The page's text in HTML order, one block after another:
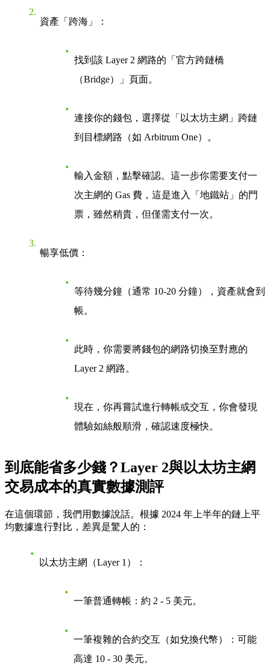
資產「跨海」 ：
找到該 Layer 2 網路的「官方跨鏈橋
（Bridge）」頁面。
連接你的錢包，選擇從「以太坊主網」跨鏈
到目標網路（如 Arbitrum One）。
輸入金額，點擊確認。這一步你需要支付一
次主網的 Gas 費，這是進入「地鐵站」的門
票，雖然稍貴，但僅需支付一次。
暢享低價 ：
等待幾分鐘（通常 10-20 分鐘），資產就會到
帳。
此時，你需要將錢包的網路切換至對應的
Layer 2 網路。
現在，你再嘗試進行轉帳或交互，你會發現
體驗如絲般順滑，確認速度極快。
到底能省多少錢？Layer 2與以太坊主網
交易成本的真實數據測評
在這個環節，我們用數據說話。根據 2024 年上半年的鏈上平
均數據進行對比，差異是驚人的：
以太坊主網（Layer 1） ：
一筆普通轉帳：約 2 - 5 美元。
一筆複雜的合約交互（如兌換代幣）：可能
高達 10 - 30 美元。